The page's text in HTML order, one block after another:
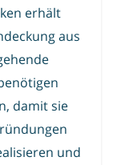
erhält
aus
damit sie
und